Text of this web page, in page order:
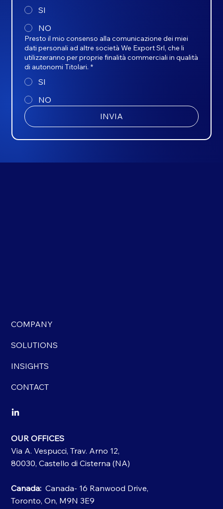
SI
NO
Presto il mio consenso alla comunicazione dei miei
dati personali ad altre società We Export Srl, che li
utilizzeranno per proprie finalità commerciali in qualità
di autonomi Titolari. *
SI
NO
INVIA
COMPANY
SOLUTIONS
INSIGHTS
CONTACT
OUR OFFICES
Via A. Vespucci, Trav. Arno 12,
80030, Castello di Cisterna (NA)
Canada: Canada- 16 Ranwood Drive,
Toronto, On, M9N 3E9